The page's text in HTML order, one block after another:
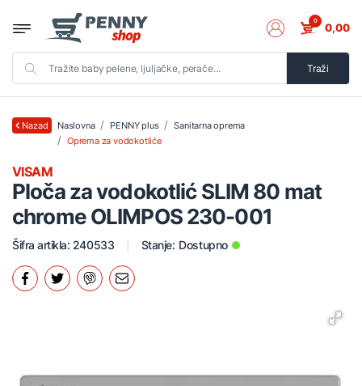
Traži
0 0,00
Nazad Naslovna PENNY plus
Sanitarna oprema
Oprema za vodokotliće
Ploča za vodokotlić SLIM 80 mat
chrome OLIMPOS 230-001
VISAM
Šifra artikla: 240533 Stanje: Dostupno